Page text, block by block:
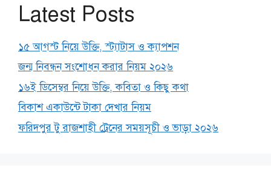
Latest Posts
১৫ আগস্ট নিয়ে উক্তি, স্ট্যাটাস ও ক্যাপশন
জন্ম নিবন্ধন সংশোধন করার নিয়ম ২০২৬
১৬ই ডিসেম্বর নিয়ে উক্তি, কবিতা ও কিছু কথা
বিকাশ একাউন্টে টাকা দেখার নিয়ম
ফরিদপুর টু রাজশাহী ট্রেনের সময়সূচী ও ভাড়া ২০২৬